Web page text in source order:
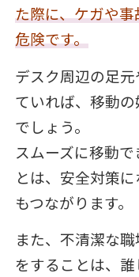
た際に、ケガや
危険です。
デスク周辺の足
ていれば、移動
でしょう。
スムーズに移動
とは、安全対策
もつながります。
また、不清潔な
をすることは、